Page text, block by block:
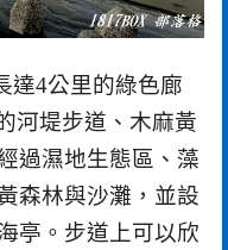
達4公里的綠色廊
河堤步道、木麻黃
過濕地生態區、藻
森林與沙灘，並設
亭。步道上可以欣